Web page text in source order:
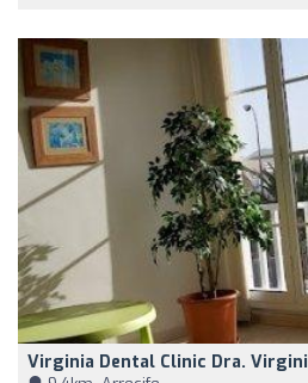
Virginia Dental Clinic Dra.